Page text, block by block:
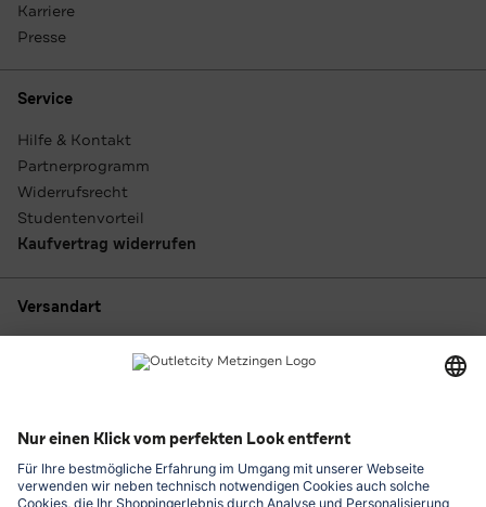
Karriere
Presse
Service
Hilfe & Kontakt
Partnerprogramm
Widerrufsrecht
Studentenvorteil
Kaufvertrag widerrufen
Versandart